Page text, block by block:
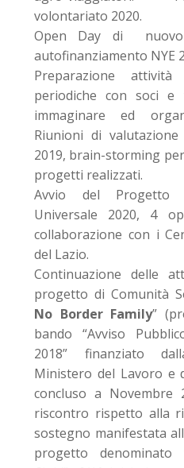
volontariato 2020.
Open Day di
autofinanziamento NYE
Preparazione attività
periodiche con soci
immaginare ed
Riunioni di
2019, brain-storming
progetti realizzati.
Avvio del Progetto
Universale 2020, 4
collaborazione con i
del Lazio.
Continuazione delle
progetto di Comunità
No Border Family”
bando “Avviso
2018” finanziato
Ministero del Lavoro e
concluso a
riscontro rispetto alla
sostegno manifestata
progetto denominato